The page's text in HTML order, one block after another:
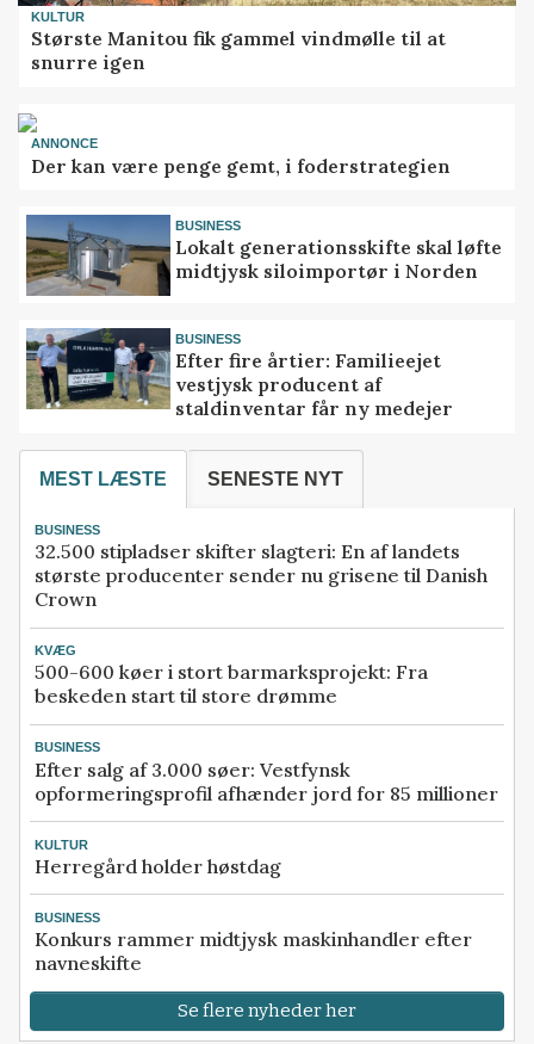
KULTUR
Største Manitou fik gammel vindmølle til at
snurre igen
ANNONCE
Der kan være penge gemt, i foderstrategien
BUSINESS
Lokalt generationsskifte skal løfte
midtjysk siloimportør i Norden
BUSINESS
Efter fire årtier: Familieejet
vestjysk producent af
staldinventar får ny medejer
MEST LÆSTE SENESTE NYT
BUSINESS
32.500 stipladser skifter slagteri: En af landets
største producenter sender nu grisene til Danish
Crown
KVÆG
500-600 køer i stort barmarksprojekt: Fra
beskeden start til store drømme
BUSINESS
Efter salg af 3.000 søer: Vestfynsk
opformeringsprofil afhænder jord for 85 millioner
KULTUR
Herregård holder høstdag
BUSINESS
Konkurs rammer midtjysk maskinhandler efter
navneskifte
Se flere nyheder her